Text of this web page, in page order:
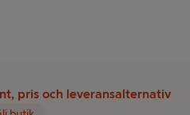
pris och leveransalternativ